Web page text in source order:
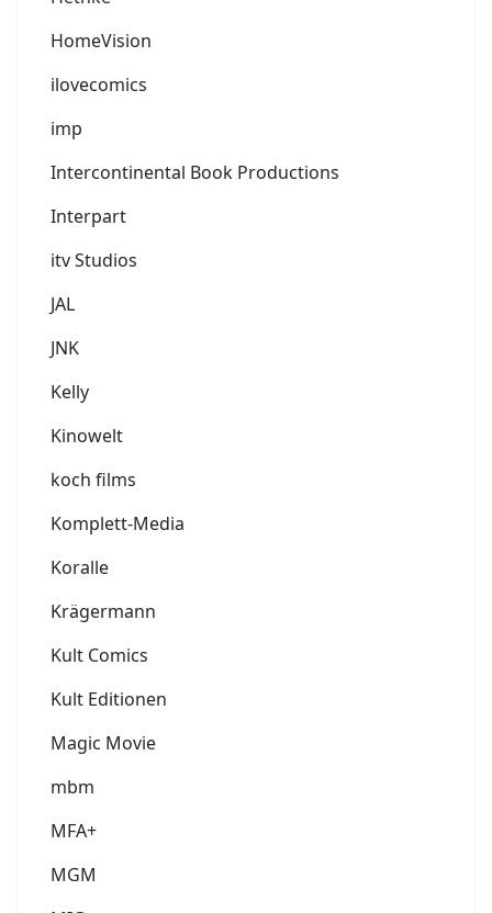
HomeVision
ilovecomics
imp
Intercontinental Book Productions
Interpart
itv Studios
JAL
JNK
Kelly
Kinowelt
koch films
Komplett-Media
Koralle
Krägermann
Kult Comics
Kult Editionen
Magic Movie
mbm
MFA+
MGM